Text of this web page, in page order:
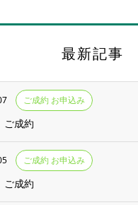
最新記事
ご成約 お申込み
成約
ご成約 お申込み
成約